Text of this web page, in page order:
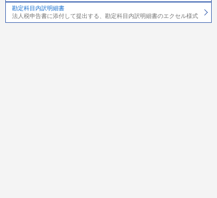
勘定科目内訳明細書
法人税申告書に添付して提出する、勘定科目内訳明細書のエクセル様式